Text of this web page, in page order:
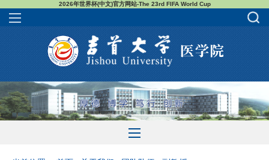
2026年世界杯(中文)官方网站-The 23rd FIFA World Cup